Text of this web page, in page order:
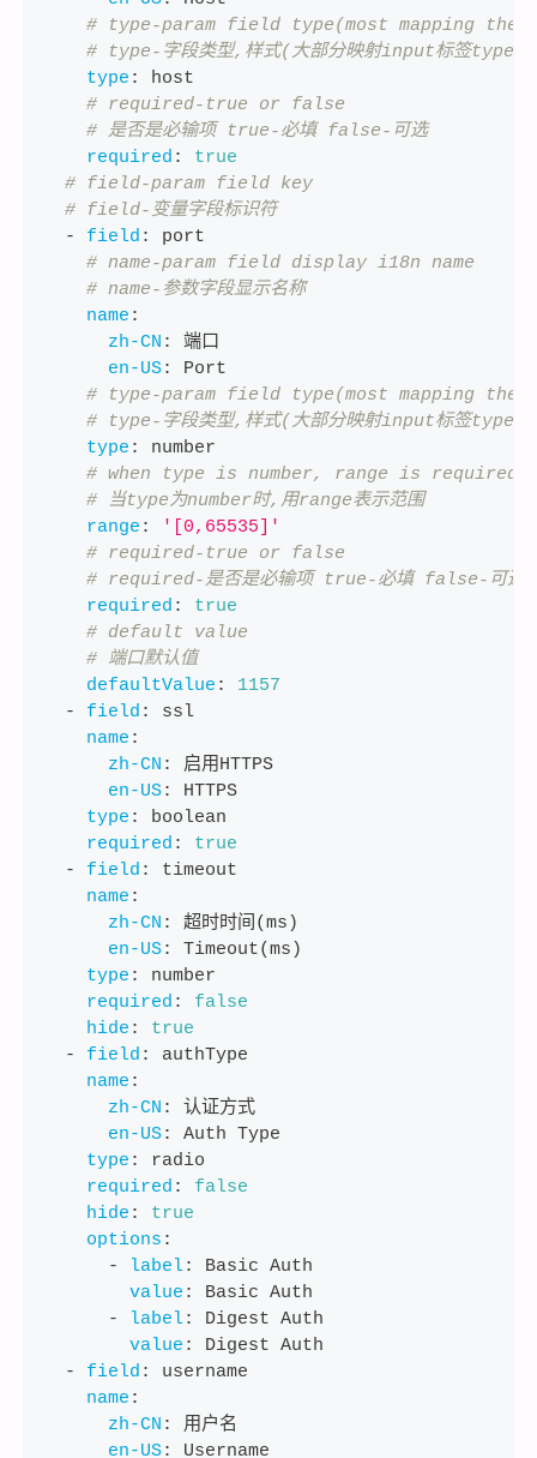
# type-param field type(most mapping
# type-字段类型,样式(大部分映射input标签type
type :
host
# required-true or false
# 是否是必输项 true-必填 false-可选
required :
true
# field-param field key
# field-变量字段标识符
-
field :
port
# name-param field display i18n name
# name-参数字段显示名称
name :
zh-CN :
端口
en-US:
Port
# type-param field type(most mapping
# type-字段类型,样式(大部分映射input标签type
type :
number
# when type is number, range is required
# 当type为number时,用range表示范围
range :
'[0,65535]'
# required-true or false
# required-是否是必输项 true-必填 false-可选
required :
true
# default value
# 端口默认值
defaultValue :
1157
-
field :
ssl
name :
zh-CN :
启用HTTPS
en-US:
HTTPS
type :
boolean
required :
true
-
field :
timeout
name :
zh-CN :
超时时间(ms)
en-US:
Timeout(ms)
type :
number
required :
false
hide :
true
-
field :
authType
name :
zh-CN :
认证方式
en-US:
Auth Type
type :
radio
required :
false
hide :
true
options :
-
label:
Basic Auth
value :
Basic Auth
-
label:
Digest Auth
value :
Digest Auth
-
field :
username
name :
zh-CN :
用户名
en-US:
Username